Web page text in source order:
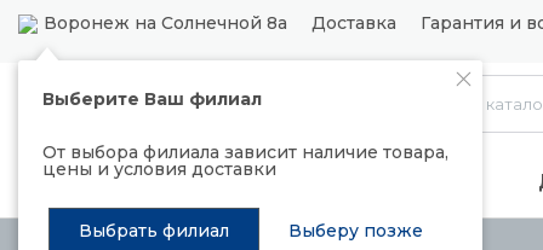
Воронеж на Солнечной 8а Доставка Гарантия и
Выберите Ваш филиал
От выбора филиала зависит наличие товара,
цены и условия доставки
Выбрать филиал Выберу позже
Каталог
Распродажа Подъемные механизмы